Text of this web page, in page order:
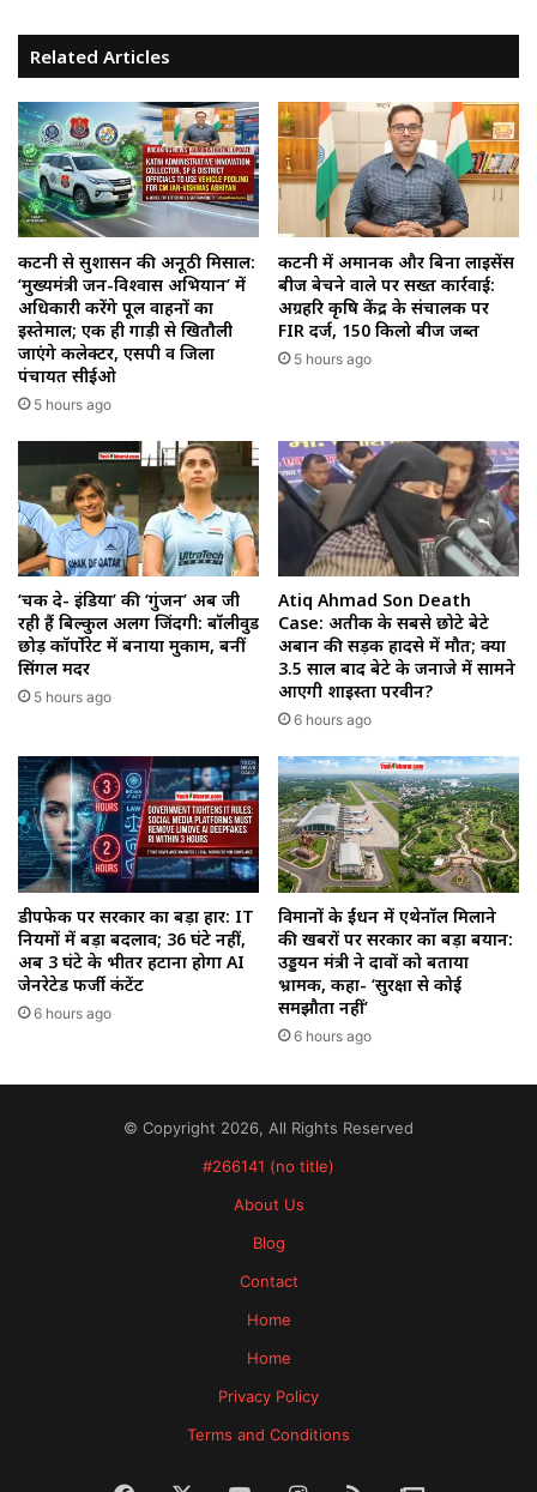
Related Articles
कटनी से सुशासन की अनूठी मिसाल:
‘मुख्यमंत्री जन-विश्वास अभियान’ में
अधिकारी करेंगे पूल वाहनों का
इस्तेमाल; एक ही गाड़ी से खितौली
जाएंगे कलेक्टर, एसपी व जिला
पंचायत सीईओ
5 hours ago
कटनी में अमानक और बिना लाइसेंस
बीज बेचने वाले पर सख्त कार्रवाई:
अग्रहरि कृषि केंद्र के संचालक पर
FIR दर्ज, 150 किलो बीज जब्त
5 hours ago
‘चक दे- इंडिया’ की ‘गुंजन’ अब जी
रही हैं बिल्कुल अलग जिंदगी: बॉलीवुड
छोड़ कॉर्पोरेट में बनाया मुकाम, बनीं
सिंगल मदर
5 hours ago
Atiq Ahmad Son Death
Case: अतीक के सबसे छोटे बेटे
अबान की सड़क हादसे में मौत; क्या
3.5 साल बाद बेटे के जनाजे में सामने
आएगी शाइस्ता परवीन?
6 hours ago
डीपफेक पर सरकार का बड़ा प्रहार: IT
नियमों में बड़ा बदलाव; 36 घंटे नहीं,
अब 3 घंटे के भीतर हटाना होगा AI
जेनरेटेड फर्जी कंटेंट
6 hours ago
विमानों के ईंधन में एथेनॉल मिलाने
की खबरों पर सरकार का बड़ा बयान:
उड्डयन मंत्री ने दावों को बताया
भ्रामक, कहा- ‘सुरक्षा से कोई
समझौता नहीं’
6 hours ago
© Copyright 2026, All Rights Reserved
#266141 (no title)
About Us
Blog
Contact
Home
Home
Privacy Policy
Terms and Conditions